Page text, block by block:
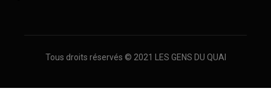
Tous droits réservés © 2021 LES GENS DU QUAI